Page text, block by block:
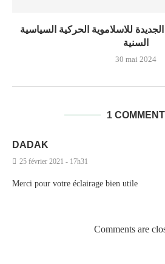
الجديدة للاسلاموية الحركية السياسية
السنية
30 mai 2024
1 COMMENT
DADAK
25 février 2021 - 17h31
Merci pour votre éclairage bien utile
Comments are